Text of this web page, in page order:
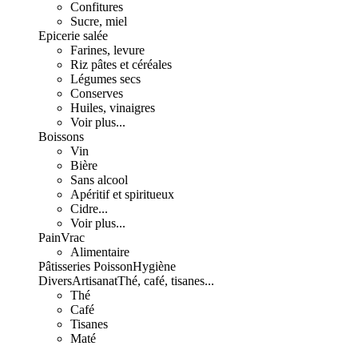
Confitures
Sucre, miel
Epicerie salée
Farines, levure
Riz pâtes et céréales
Légumes secs
Conserves
Huiles, vinaigres
Voir plus...
Boissons
Vin
Bière
Sans alcool
Apéritif et spiritueux
Cidre...
Voir plus...
PainVrac
Alimentaire
Pâtisseries PoissonHygiène
DiversArtisanatThé, café, tisanes...
Thé
Café
Tisanes
Maté